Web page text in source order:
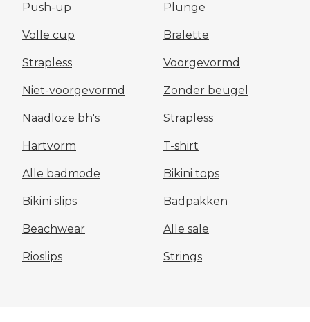
Push-up Plunge
Volle cup Bralette
Strapless Voorgevormd
Niet-voorgevormd Zonder beugel
Naadloze bh's Strapless
Hartvorm T-shirt
Alle badmode Bikini tops
Bikini slips Badpakken
Beachwear Alle sale
Rioslips Strings